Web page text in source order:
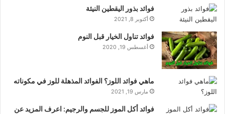
فوائد بذور اليقطين النيئة
أكتوبر 8, 2021
فوائد تناول الخيار قبل النوم
أغسطس 19, 2020
ماهي فوائد اللوز؟ الفوائد المذهلة للوز في مكوناته
مارس 19, 2021
فوائد أكل الموز للجسم والرجيم: اعرف المزيد عن